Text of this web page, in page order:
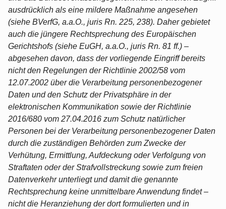
ausdrücklich als eine mildere Maßnahme angesehen
(siehe BVerfG, a.a.O., juris Rn. 225, 238). Daher gebietet
auch die jüngere Rechtsprechung des Europäischen
Gerichtshofs (siehe EuGH, a.a.O., juris Rn. 81 ff.) –
abgesehen davon, dass der vorliegende Eingriff bereits
nicht den Regelungen der Richtlinie 2002/58 vom
12.07.2002 über die Verarbeitung personenbezogener
Daten und den Schutz der Privatsphäre in der
elektronischen Kommunikation sowie der Richtlinie
2016/680 vom 27.04.2016 zum Schutz natürlicher
Personen bei der Verarbeitung personenbezogener Daten
durch die zuständigen Behörden zum Zwecke der
Verhütung, Ermittlung, Aufdeckung oder Verfolgung von
Straftaten oder der Strafvollstreckung sowie zum freien
Datenverkehr unterliegt und damit die genannte
Rechtsprechung keine unmittelbare Anwendung findet –
nicht die Heranziehung der dort formulierten und in